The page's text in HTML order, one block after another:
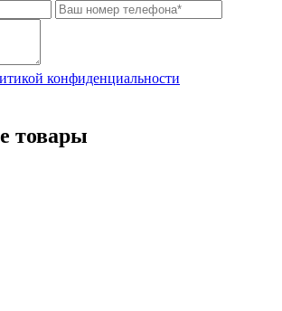
конфиденциальности
товары